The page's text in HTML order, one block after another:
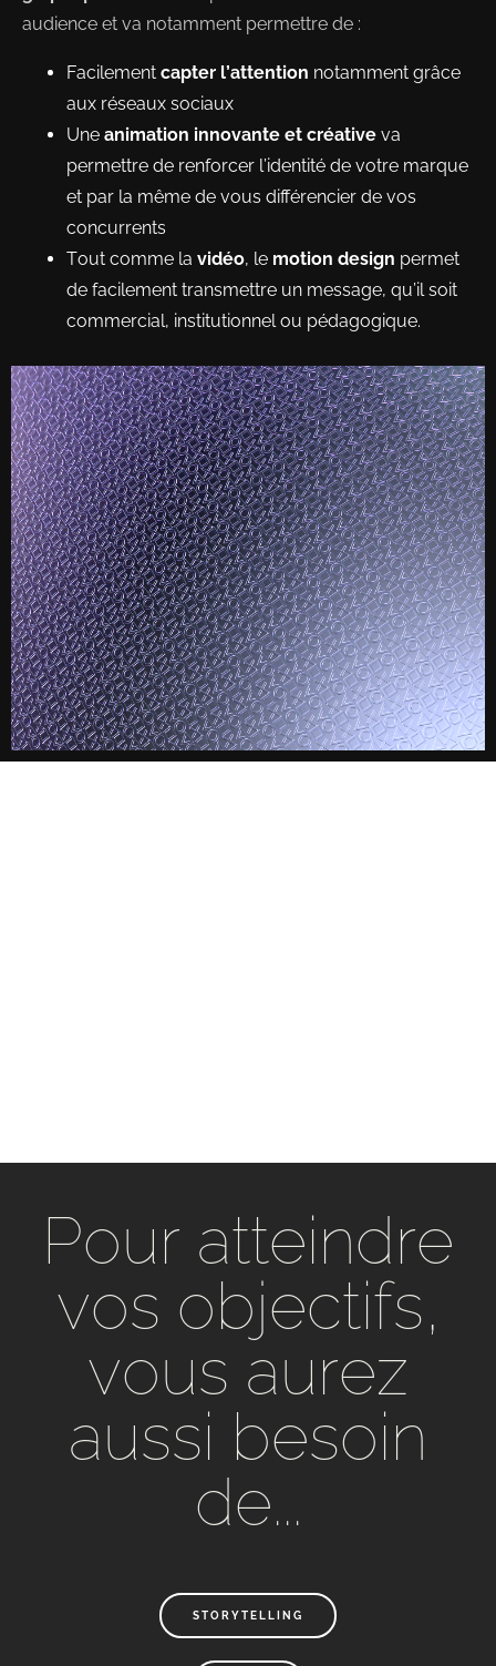
audience et va notamment permettre de :
Facilement capter l’attention notamment grâce
aux réseaux sociaux
Une animation innovante et créative va
permettre de renforcer l’identité de votre marque
et par la même de vous différencier de vos
concurrents
Tout comme la vidéo, le motion design permet
de facilement transmettre un message, qu’il soit
commercial, institutionnel ou pédagogique.
Pour atteindre
vos objectifs,
vous aurez
aussi besoin
de...​
STORYTELLING